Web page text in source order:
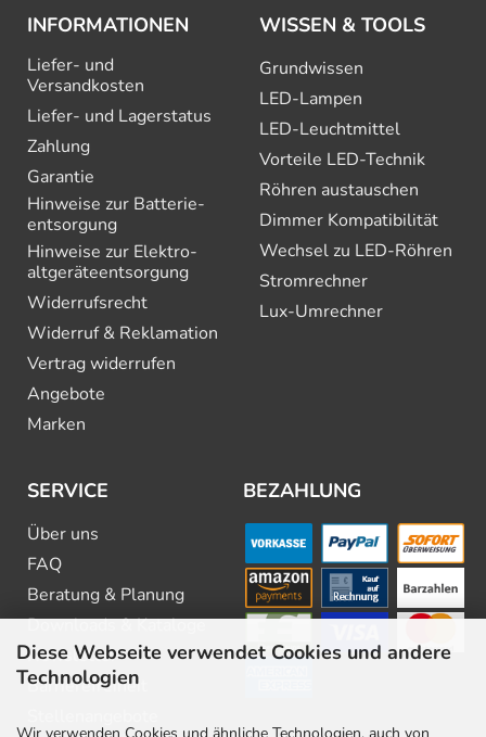
Diese Webseite verwendet Cookies und andere
Technologien
Wir verwenden Cookies und ähnliche Technologien, auch von
INFORMATIONEN
Liefer- und
Versandkosten
Liefer- und Lagerstatus
Zahlung
Garantie
Hinweise zur Batterie­
entsorgung
Hinweise zur Elektro­
altgeräte­entsorgung
Widerrufsrecht
Widerruf & Reklamation
Vertrag widerrufen
Angebote
Marken
WISSEN & TOOLS
Grundwissen
LED-Lampen
LED-Leuchtmittel
Vorteile LED-Technik
Röhren austauschen
Dimmer Kompatibilität
Wechsel zu LED-Röhren
Stromrechner
Lux-Umrechner
SERVICE
Über uns
FAQ
Beratung & Planung
Downloads & Kataloge
Newsletter
Barrierefreiheit
BEZAHLUNG